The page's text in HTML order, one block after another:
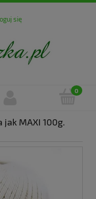
się
jak MAXI 100g.